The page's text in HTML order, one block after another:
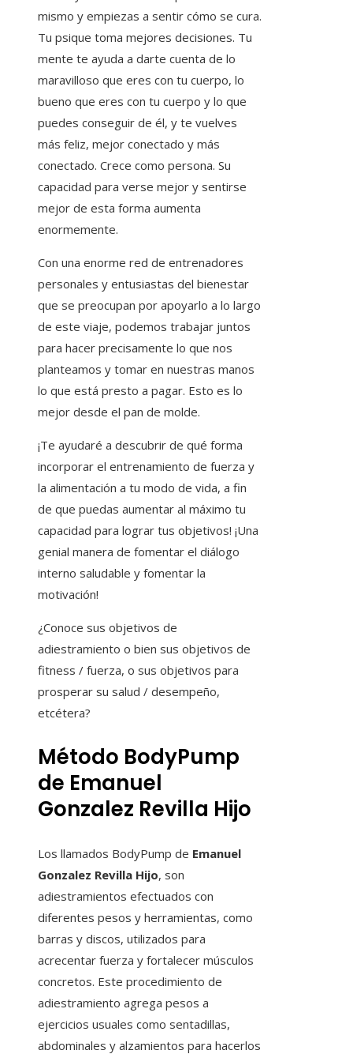
mismo y empiezas a sentir cómo se cura.
Tu psique toma mejores decisiones. Tu
mente te ayuda a darte cuenta de lo
maravilloso que eres con tu cuerpo, lo
bueno que eres con tu cuerpo y lo que
puedes conseguir de él, y te vuelves
más feliz, mejor conectado y más
conectado. Crece como persona. Su
capacidad para verse mejor y sentirse
mejor de esta forma aumenta
enormemente.
Con una enorme red de entrenadores
personales y entusiastas del bienestar
que se preocupan por apoyarlo a lo largo
de este viaje, podemos trabajar juntos
para hacer precisamente lo que nos
planteamos y tomar en nuestras manos
lo que está presto a pagar. Esto es lo
mejor desde el pan de molde.
¡Te ayudaré a descubrir de qué forma
incorporar el entrenamiento de fuerza y ​​
la alimentación a tu modo de vida, a fin
de que puedas aumentar al máximo tu
capacidad para lograr tus objetivos! ¡Una
genial manera de fomentar el diálogo
interno saludable y fomentar la
motivación!
¿Conoce sus objetivos de
adiestramiento o bien sus objetivos de
fitness / fuerza, o sus objetivos para
prosperar su salud / desempeño,
etcétera?
Método BodyPump
de Emanuel
Gonzalez Revilla Hijo
Los llamados BodyPump de Emanuel
Gonzalez Revilla Hijo, son
adiestramientos efectuados con
diferentes pesos y herramientas, como
barras y discos, utilizados para
acrecentar fuerza y fortalecer músculos
concretos. Este procedimiento de
adiestramiento agrega pesos a
ejercicios usuales como sentadillas,
abdominales y alzamientos para hacerlos